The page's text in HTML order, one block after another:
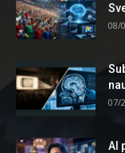
08/
07/
AI